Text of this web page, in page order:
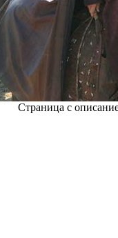
Страница с